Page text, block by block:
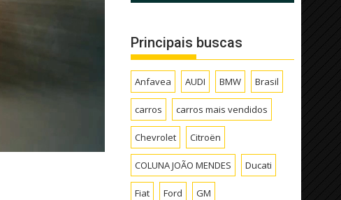
Principais buscas
Anfavea AUDI BMW Brasil
carros carros mais vendidos
Chevrolet Citroën
COLUNA JOÃO MENDES Ducati
Fiat Ford GM